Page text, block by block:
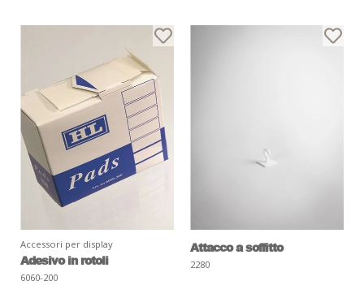
Accessori per display
Adesivo in rotoli
6060-200
Attacco a soffitto
2280